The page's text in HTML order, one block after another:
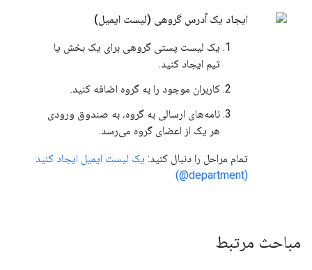
ایجاد یک آدرس گروهی (لیست ایمیل)
یک لیست پستی گروهی برای یک بخش یا
تیم ایجاد کنید.
کاربران موجود را به گروه اضافه کنید.
نامه‌های ارسالی به گروه، به صندوق ورودی
هر یک از اعضای گروه می‌رسد.
تمام مراحل را دنبال کنید: یک لیست ایمیل ایجاد کنید
(department@)
مباحث مرتبط